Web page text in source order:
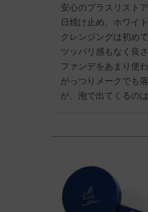
安心のプラスリストア
日焼け止め、ホワイ
クレンジングは初め
ツッパリ感もなく良さ
ファンデをあまり使
がっつりメークでも
が、泡で出てくるの